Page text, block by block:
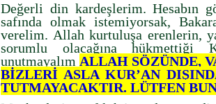
Değerli din kardeşlerim. Hesabın
safında olmak istemiyorsak,
verelim. Allah kurtuluşa erenlerin,
sorumlu olacağına hükmettiği
unutmayalım ALLAH SÖZÜNDE,
BİZLERİ ASLA KUR’AN
TUTMAYACAKTIR. LÜTFEN